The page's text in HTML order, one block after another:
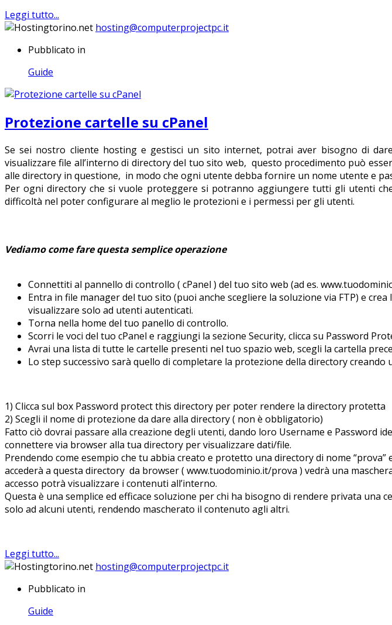
Leggi tutto...
hosting@computerprojectpc.it
Pubblicato in
Guide
Protezione cartelle su cPanel
Se sei nostro cliente hosting e gestisci un sito internet, potrai aver bisogno di
visualizzare file all’interno di directory del tuo sito web, questo procedimento può
alle directory in questione, in modo che ogni utente debba fornire un nome utente e
Per ogni directory che si vuole proteggere si potranno aggiungere tutti gli utenti
difficoltà nel poter configurare al meglio le protezioni e i permessi per gli utenti.
Vediamo come fare questa semplice operazione
Connettiti al pannello di controllo ( cPanel ) del tuo sito web (ad es.
Entra in file manager del tuo sito (puoi anche scegliere la soluzione via FTP) e
visualizzare solo ad utenti autenticati.
Torna nella home del tuo panello di controllo.
Scorri le voci del tuo cPanel e raggiungi la sezione Security, clicca su Password
Avrai una lista di tutte le cartelle presenti nel tuo spazio web, scegli la cartella
Lo step successivo sarà quello di completare la protezione della directory
1) Clicca sul box Password protect this directory per poter rendere la directory protetta
2) Scegli il nome di protezione da dare alla directory ( non è obbligatorio)
Fatto ciò dovrai passare alla creazione degli utenti, dando loro Username e Password
connettere via browser alla tua directory per visualizzare dati/file.
Prendendo come esempio che tu abbia creato e protetto una directory di nome
accederà a questa directory da browser ( www.tuodominio.it/prova ) vedrà una
accesso potrà visualizzare i contenuti all’interno.
Questa è una semplice ed efficace soluzione per chi ha bisogno di rendere privata una
solo ad alcuni utenti, rendendo mascherato il contenuto agli altri.
Leggi tutto...
hosting@computerprojectpc.it
Pubblicato in
Guide